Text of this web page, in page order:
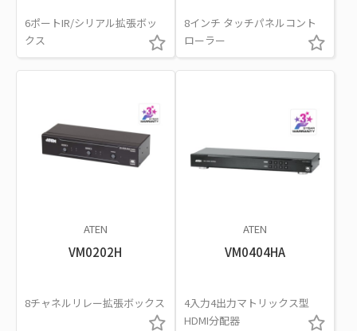
6ポートIR/シリアル拡張ボッ
クス
8インチ タッチパネルコント
ローラー
ATEN
VM0202H
8チャネルリレー拡張ボックス
ATEN
VM0404HA
4入力4出力マトリックス型
HDMI分配器